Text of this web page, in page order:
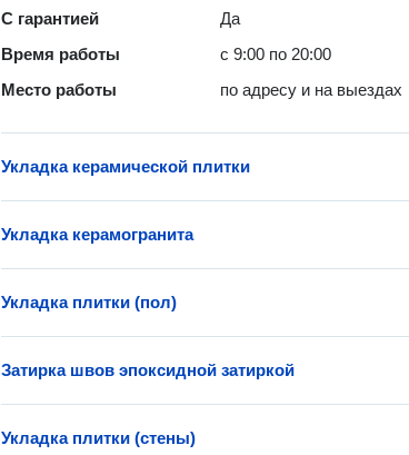
С гарантией
Да
Время работы
с 9:00 по 20:00
Место работы
по адресу и на выездах
Укладка керамической плитки
Укладка керамогранита
Укладка плитки (пол)
Затирка швов эпоксидной затиркой
Укладка плитки (стены)